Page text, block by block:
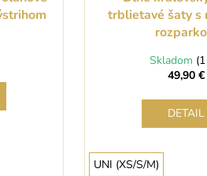
trblietavé šaty s
Skladom
49,90 €
DETAIL
UNI (XS/S/M)